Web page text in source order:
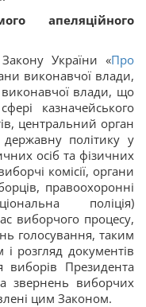
апеляційного
України «Про
виконавчої влади,
влади, що
казначейського
центральний орган
політику у
осіб та фізичних
комісії, органи
правоохоронні
поліція)
виборчого процесу,
голосування, таким
розгляд документів
виборів Президента
звернень виборчих
цим Законом.